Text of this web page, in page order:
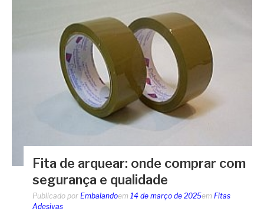
Fita de arquear: onde comprar com
segurança e qualidade
Publicado por Embalandoem 14 de março de 2025em Fitas
Adesivas